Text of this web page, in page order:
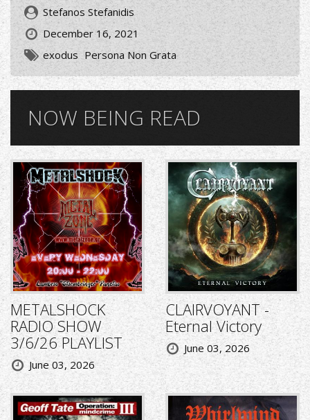
Stefanos Stefanidis
December 16, 2021
exodus Persona Non Grata
NOW BEING READ
METALSHOCK
RADIO SHOW
3/6/26 PLAYLIST
June 03, 2026
CLAIRVOYANT -
Eternal Victory
June 03, 2026